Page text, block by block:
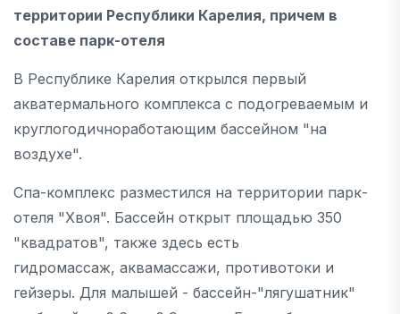
территории Республики Карелия, причем в
составе парк-отеля
В Республике Карелия открылся первый
акватермального комплекса с подогреваемым и
круглогодичноработающим бассейном "на
воздухе".
Спа-комплекс разместился на территории парк-
отеля "Хвоя". Бассейн открыт площадью 350
"квадратов", также здесь есть
гидромассаж, аквамассажи, противотоки и
гейзеры. Для малышей - бассейн-"лягушатник"